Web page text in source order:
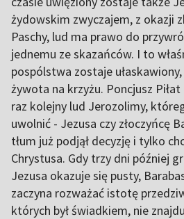
żydowskim zwyczajem, z okazji
Paschy, lud ma prawo do
jednemu ze skazańców. I to
pospólstwa zostaje
żywota na krzyżu. Poncjusz
raz kolejny lud Jerozolimy,
uwolnić - Jezusa czy złoczyńcę
tłum już podjął decyzję i tylko
Chrystusa. Gdy trzy dni później
Jezusa okazuje się pusty,
zaczyna rozważać istotę
których był świadkiem, nie